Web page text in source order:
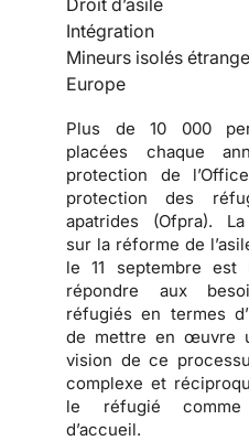
Intégration
Mineurs isolés
Europe
Plus de 10 000
placées chaque
protection de
protection des
apatrides (Ofpra).
sur la réforme de
le 11 septembre est
répondre aux
réfugiés en termes
de mettre en œuvre
vision de ce
complexe et
le réfugié
d’accueil.